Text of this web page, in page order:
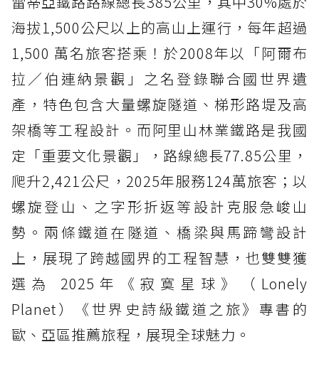
海拔1,500公尺以上的高山上運行，每年超過
1,500 萬名旅客搭乘！於2008年以「阿爾布
拉／伯連納景觀」之名登錄聯合國世界遺
產，特色包含大量螺旋隧道、梯形路堤及高
架橋等工程設計。而阿里山林業鐵路是我國
定「重要文化景觀」，路線總長77.85公里，
爬升2,421公尺，2025年服務124萬旅客；以
螺旋登山、之字形折返等設計克服急峻山
勢。兩條鐵道在隧道、橋梁與馬蹄彎設計
上，展現了跨越國界的工程智慧，也雙雙獲
選為 2025年《寂寞星球》（Lonely
Planet）《世界史詩級鐵道之旅》專書的
歐、亞區推薦旅程，展現全球魅力。